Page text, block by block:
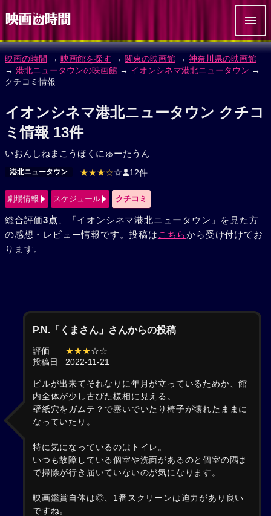
映画の時間 → 映画館を探す → 関東の映画館 → 神奈川県の映画館
→ 港北ニュータウンの映画館 → イオンシネマ港北ニュータウン →
クチコミ情報
イオンシネマ港北ニュータウン クチコ
ミ情報 13件
いおんしねまこうほくにゅーたうん
港北ニュータウン ★★★☆☆ 12件
劇場情報 スケジュール クチコミ
総合評価3点 、「イオンシネマ港北ニュータウン」を見た方
の感想・レビュー情報です。投稿は こちらから受け付けてお
ります。
P.N.「くまさん」さんからの投稿
評価 ★★★☆☆
投稿日
2022-11-21
ビルが出来てそれなりに年月が立っているためか、館
内全体が少し古びた様相に見える。
壁紙穴をガムテ？で塞いでいたり椅子が壊れたままに
なっていたり。
特に気になっているのはトイレ。
いつも故障している個室や洗面があるのと個室の隅ま
で掃除が行き届いていないのが気になります。
映画鑑賞自体は◎、1番スクリーンは迫力があり良い
ですね。